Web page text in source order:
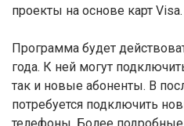
проекты на основе карт Visa.
Программа будет
года. К ней могут
так и новые абоненты. В
потребуется подключить